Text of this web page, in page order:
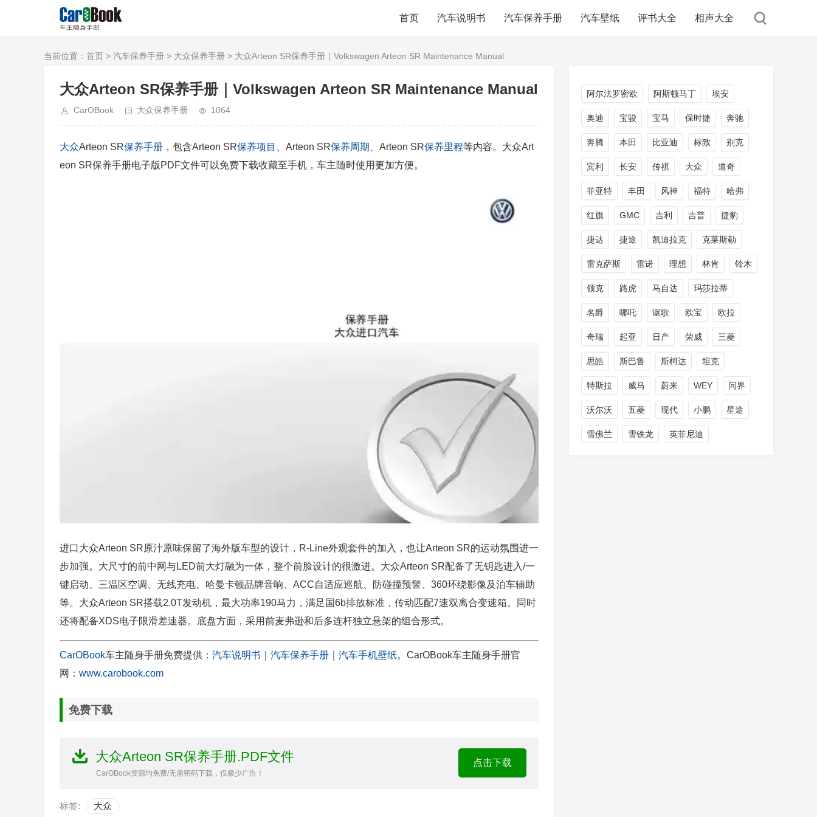
首页 汽车说明书 汽车保养手册 汽车壁纸 评书大全 相声大全
当前位置： 首页 > 汽车保养手册 > 大众保养手册 > 大众Arteon SR保养手册｜Volkswagen Arteon SR Maintenance Manual
大众Arteon SR保养手册｜Volkswagen Arteon SR Maintenance Manual
CarOBook 大众保养手册 1064
大众Arteon SR保养手册 ，包含Arteon SR保养项目 、Arteon SR保养周期 、Arteon SR保养里程等内容。大众Art
eon SR保养手册电子版PDF文件可以免费下载收藏至手机，车主随时使用更加方便。
进口大众Arteon SR原汁原味保留了海外版车型的设计，R-Line外观套件的加入，也让Arteon SR的运动氛围进一
步加强。大尺寸的前中网与LED前大灯融为一体，整个前脸设计的很激进。大众Arteon SR配备了无钥匙进入/一
键启动、三温区空调、无线充电、哈曼卡顿品牌音响、ACC自适应巡航、防碰撞预警、360环绕影像及泊车辅助
等。大众Arteon SR搭载2.0T发动机，最大功率190马力，满足国6b排放标准，传动匹配7速双离合变速箱。同时
还将配备XDS电子限滑差速器。底盘方面，采用前麦弗逊和后多连杆独立悬架的组合形式。
CarOBook车主随身手册免费提供： 汽车说明书 汽车保养手册 汽车手机壁纸。CarOBook车主随身手册官
网： www.carobook.com
免费下载
大众Arteon SR保养手册.PDF文件
CarOBook资源均免费/无需密码下载，仅极少广告！
点击下载
标签: 大众
阿尔法罗密欧 阿斯顿马丁 埃安
奥迪 宝骏 宝马 保时捷 奔驰
奔腾 本田 比亚迪 标致 别克
宾利 长安 传祺 大众 道奇
菲亚特 丰田 风神 福特 哈弗
红旗 GMC 吉利 吉普 捷豹
捷达 捷途 凯迪拉克 克莱斯勒
雷克萨斯 雷诺 理想 林肯 铃木
领克 路虎 马自达 玛莎拉蒂
名爵 哪吒 讴歌 欧宝 欧拉
奇瑞 起亚 日产 荣威 三菱
思皓 斯巴鲁 斯柯达 坦克
特斯拉 威马 蔚来 WEY 问界
沃尔沃 五菱 现代 小鹏 星途
雪佛兰 雪铁龙 英菲尼迪